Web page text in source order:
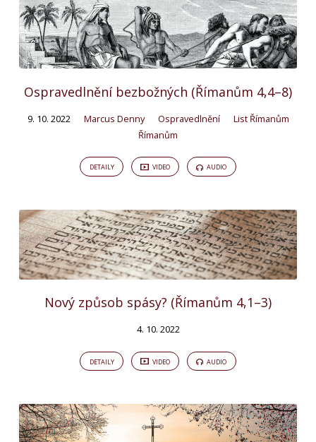
Ospravedlnění bezbožných (Římanům 4,4–8)
9. 10. 2022 Marcus Denny Ospravedlnění
List Římanům
Římanům
DETAILY VIDEO AUDIO
Nový způsob spásy? (Římanům 4,1–3)
4. 10. 2022
DETAILY VIDEO AUDIO